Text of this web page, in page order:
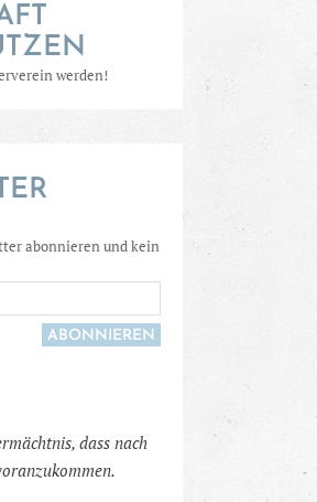
es vor Allem
Art geblieben.
dass nach
werden!
abonnieren und kein